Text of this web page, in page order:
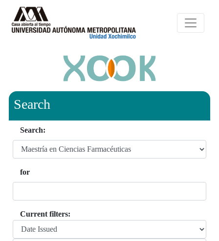
Search
Search:
for
Current filters: